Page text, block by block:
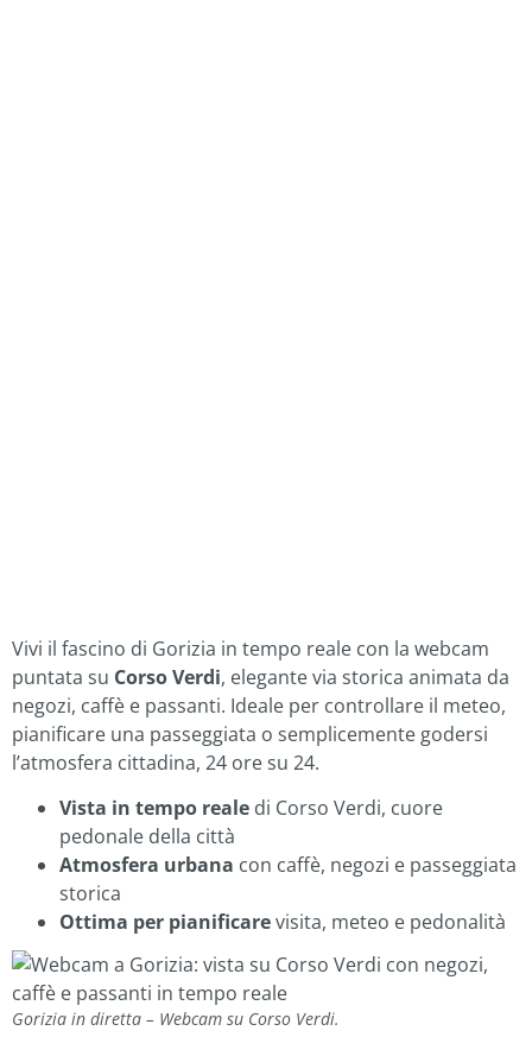
Vivi il fascino di Gorizia in tempo reale con la webcam
puntata su Corso Verdi, elegante via storica animata da
negozi, caffè e passanti. Ideale per controllare il meteo,
pianificare una passeggiata o semplicemente godersi
l’atmosfera cittadina, 24 ore su 24.
Vista in tempo reale di Corso Verdi, cuore
pedonale della città
Atmosfera urbana con caffè, negozi e passeggiata
storica
Ottima per pianificarevisita, meteo e pedonalità
Gorizia in diretta – Webcam su Corso Verdi.